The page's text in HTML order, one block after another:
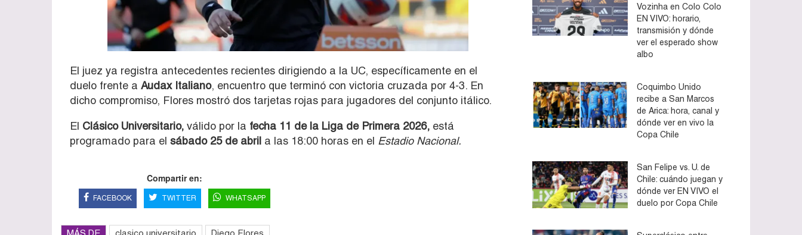
El juez ya registra antecedentes recientes dirigiendo a la UC, específicamente en el
duelo frente a Audax Italiano, encuentro que terminó con victoria cruzada por 4-3. En
dicho compromiso, Flores mostró dos tarjetas rojas para jugadores del conjunto itálico.
El Clásico Universitario, válido por la fecha 11 de la Liga de Primera 2026, está
programado para el sábado 25 de abril a las 18:00 horas en el Estadio Nacional.
Compartir en:
FACEBOOK TWITTER WHATSAPP
Vozinha en Colo Colo
EN VIVO: horario,
transmisión y dónde
ver el esperado show
albo
Coquimbo Unido
recibe a San Marcos
de Arica: hora, canal y
dónde ver en vivo la
Copa Chile
San Felipe vs. U. de
Chile: cuándo juegan y
dónde ver EN VIVO el
duelo por Copa Chile